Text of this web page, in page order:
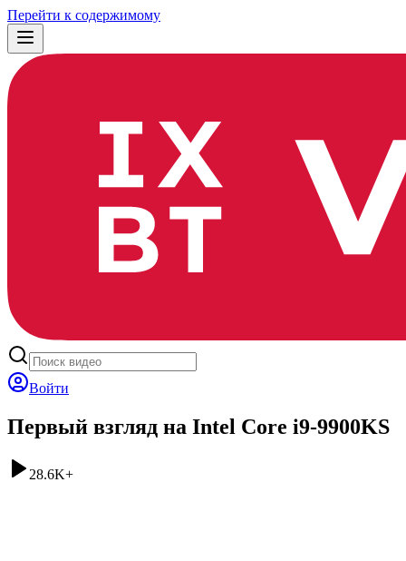
Перейти к содержимому
Войти
Первый взгляд на Intel Core i9-9900KS
28.6K+